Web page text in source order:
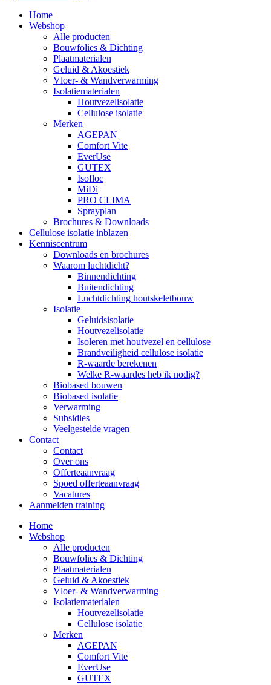
Home
Webshop
Alle producten
Bouwfolies & Dichting
Plaatmaterialen
Geluid & Akoestiek
Vloer- & Wandverwarming
Isolatiematerialen
Houtvezelisolatie
Cellulose isolatie
Merken
AGEPAN
Comfort Vite
EverUse
GUTEX
Isofloc
MiDi
PRO CLIMA
Sprayplan
Brochures & Downloads
Cellulose isolatie inblazen
Kenniscentrum
Downloads en brochures
Waarom luchtdicht?
Binnendichting
Buitendichting
Luchtdichting houtskeletbouw
Isolatie
Geluidsisolatie
Houtvezelisolatie
Isoleren met houtvezel en cellulose
Brandveiligheid cellulose isolatie
R-waarde berekenen
Welke R-waardes heb ik nodig?
Biobased bouwen
Biobased isolatie
Verwarming
Subsidies
Veelgestelde vragen
Contact
Contact
Over ons
Offerteaanvraag
Spoed offerteaanvraag
Vacatures
Aanmelden training
Home
Webshop
Alle producten
Bouwfolies & Dichting
Plaatmaterialen
Geluid & Akoestiek
Vloer- & Wandverwarming
Isolatiematerialen
Houtvezelisolatie
Cellulose isolatie
Merken
AGEPAN
Comfort Vite
EverUse
GUTEX